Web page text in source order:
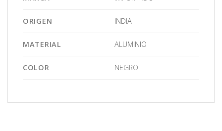
ORIGEN INDIA
MATERIAL ALUMINIO
COLOR NEGRO